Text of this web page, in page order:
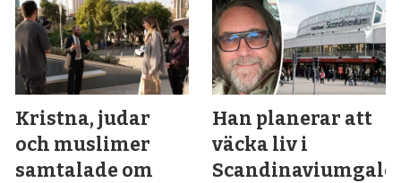
Kristna, judar
och muslimer
samtalade om
Han planerar att
väcka liv i